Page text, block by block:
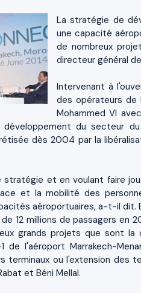
La stratégie de
une capacité
de nombreux
directeur général
Intervenant à
des opérateurs de
Mohammed VI
du secteur
dès 2004 par la
et en voulant faire
et la mobilité des
aéroportuaires, a-t-il dit.
12 millions de passagers en
grands projets que sont
1 de l'aéroport Marrakech-
terminaux ou l'extension des
et Béni Mellal.